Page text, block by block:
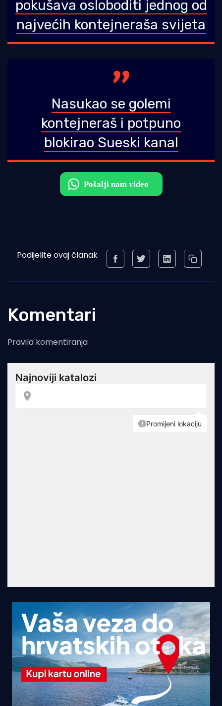
pokušava osloboditi jednog od
najvećih kontejneraša svijeta
Nasukao se golemi
kontejneraš i potpuno
blokirao Sueski kanal
Podijelite ovaj članak
Komentari
Pravila komentiranja